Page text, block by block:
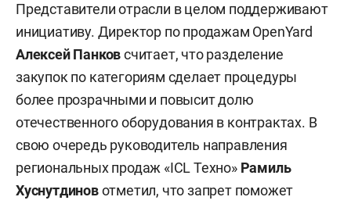
Представители отрасли в целом поддерживают
инициативу. Директор по продажам OpenYard
Алексей Панковсчитает, что разделение
закупок по категориям сделает процедуры
более прозрачными и повысит долю
отечественного оборудования в контрактах. В
свою очередь руководитель направления
региональных продаж «ICL Техно» Рамиль
Хуснутдиновотметил, что запрет поможет